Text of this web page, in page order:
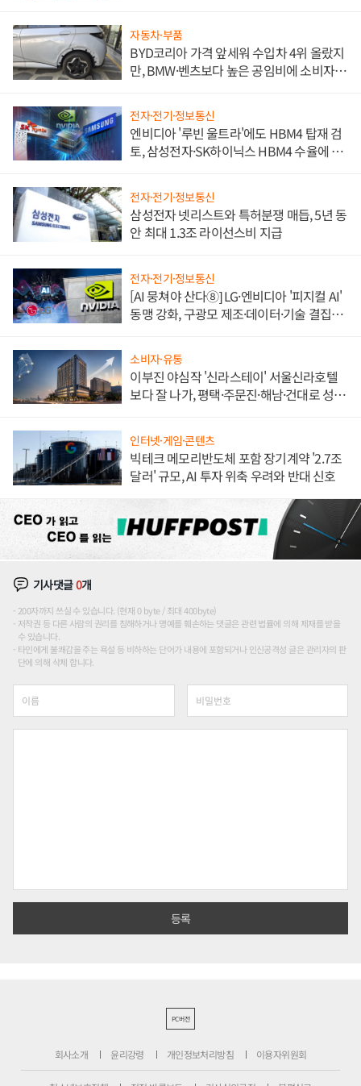
자동차·부품
BYD코리아 가격 앞세워 수입차 4위 올랐지
만, BMW·벤츠보다 높은 공임비에 소비자
전자·전기·정보통신
엔비디아 '루빈 울트라'에도 HBM4 탑재 검
토, 삼성전자·SK하이닉스 HBM4 수율에 주
전자·전기·정보통신
삼성전자 넷리스트와 특허분쟁 매듭, 5년 동
안 최대 1.3조 라이선스비 지급
전자·전기·정보통신
[AI 뭉쳐야 산다⑧] LG·엔비디아 '피지컬 AI'
동맹 강화, 구광모 제조·데이터·기술 결집
소비자·유통
이부진 야심작 '신라스테이' 서울신라호텔
보다 잘 나가, 평택·주문진·해남·건대로 성
인터넷·게임·콘텐츠
빅테크 메모리반도체 포함 장기계약 '2.7조
달러' 규모, AI 투자 위축 우려와 반대 신호
기사댓글0개
200자까지 쓰실 수 있습니다. (현재 0 byte / 최대 400byte)
저작권 등 다른 사람의 권리를 침해하거나 명예를 훼손하는 댓글은 관련 법률에 의해 제재를 받을
수 있습니다.
타인에게 불쾌감을 주는 욕설 등 비하하는 단어가 내용에 포함되거나 인신공격성 글은 관리자의 판
단에 의해 삭제 합니다.
PC버전
회사소개 윤리강령 개인정보처리방침 이용자위원회